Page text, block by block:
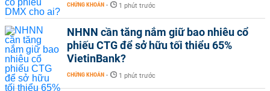
CHỨNG KHOÁN - 1 phút trước
NHNN cần tăng nắm giữ bao nhiêu cổ
phiếu CTG để sở hữu tối thiểu 65%
VietinBank?
CHỨNG KHOÁN - 1 phút trước